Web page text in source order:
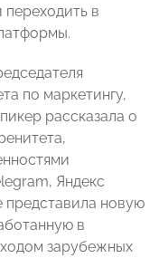
в
по маркетингу,
рассказала о
Яндекс
представила новую
в
зарубежных